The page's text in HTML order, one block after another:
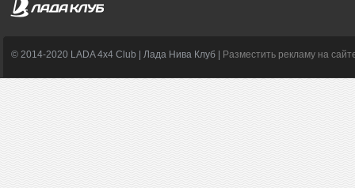
© 2014-2020 LADA 4x4 Club | Лада Нива Клуб | Разместить рекламу на